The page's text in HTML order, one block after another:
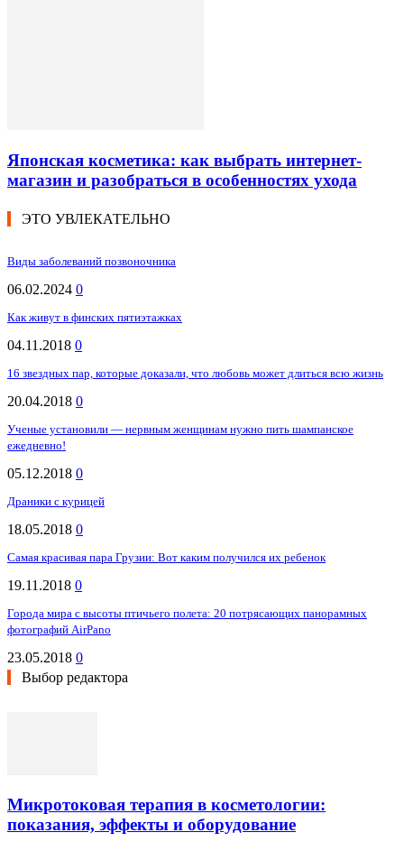
Японская косметика: как выбрать интернет-
магазин и разобраться в особенностях ухода
ЭТО УВЛЕКАТЕЛЬНО
Виды заболеваний позвоночника
06.02.2024 0
Как живут в финских пятиэтажках
04.11.2018 0
16 звездных пар, которые доказали, что любовь может длиться всю жизнь
20.04.2018 0
Ученые установили — нервным женщинам нужно пить шампанское
ежедневно!
05.12.2018 0
Драники с курицей
18.05.2018 0
Самая красивая пара Грузии: Вот каким получился их ребенок
19.11.2018 0
Города мира с высоты птичьего полета: 20 потрясающих панорамных
фотографий AirPano
23.05.2018 0
Выбор редактора
Микротоковая терапия в косметологии:
показания, эффекты и оборудование